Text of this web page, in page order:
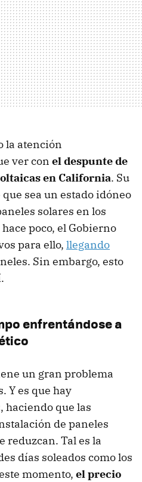
la atención
ver con el despunte de
en California. Su
sea un estado idóneo
solares en los
poco, el Gobierno
para ello, llegando
Sin embargo, esto
enfrentándose a
un gran problema
Y es que hay
haciendo que las
de paneles
reduzcan. Tal es la
días soleados como los
momento, el precio